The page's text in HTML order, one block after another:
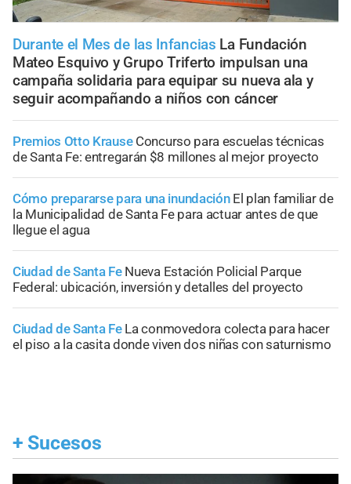
Durante el Mes de las Infancias La Fundación
Mateo Esquivo y Grupo Triferto impulsan una
campaña solidaria para equipar su nueva ala y
seguir acompañando a niños con cáncer
Premios Otto Krause Concurso para escuelas técnicas
de Santa Fe: entregarán $8 millones al mejor proyecto
Cómo prepararse para una inundación El plan familiar de
la Municipalidad de Santa Fe para actuar antes de que
llegue el agua
Ciudad de Santa Fe Nueva Estación Policial Parque
Federal: ubicación, inversión y detalles del proyecto
Ciudad de Santa Fe La conmovedora colecta para hacer
el piso a la casita donde viven dos niñas con saturnismo
+ Sucesos